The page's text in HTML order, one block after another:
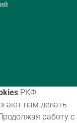
РКФ
нам делать
работу с